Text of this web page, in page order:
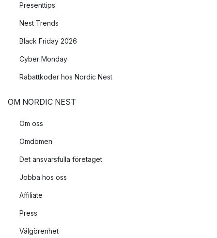
Presenttips
Nest Trends
Black Friday 2026
Cyber Monday
Rabattkoder hos Nordic Nest
OM NORDIC NEST
Om oss
Omdömen
Det ansvarsfulla företaget
Jobba hos oss
Affiliate
Press
Välgörenhet